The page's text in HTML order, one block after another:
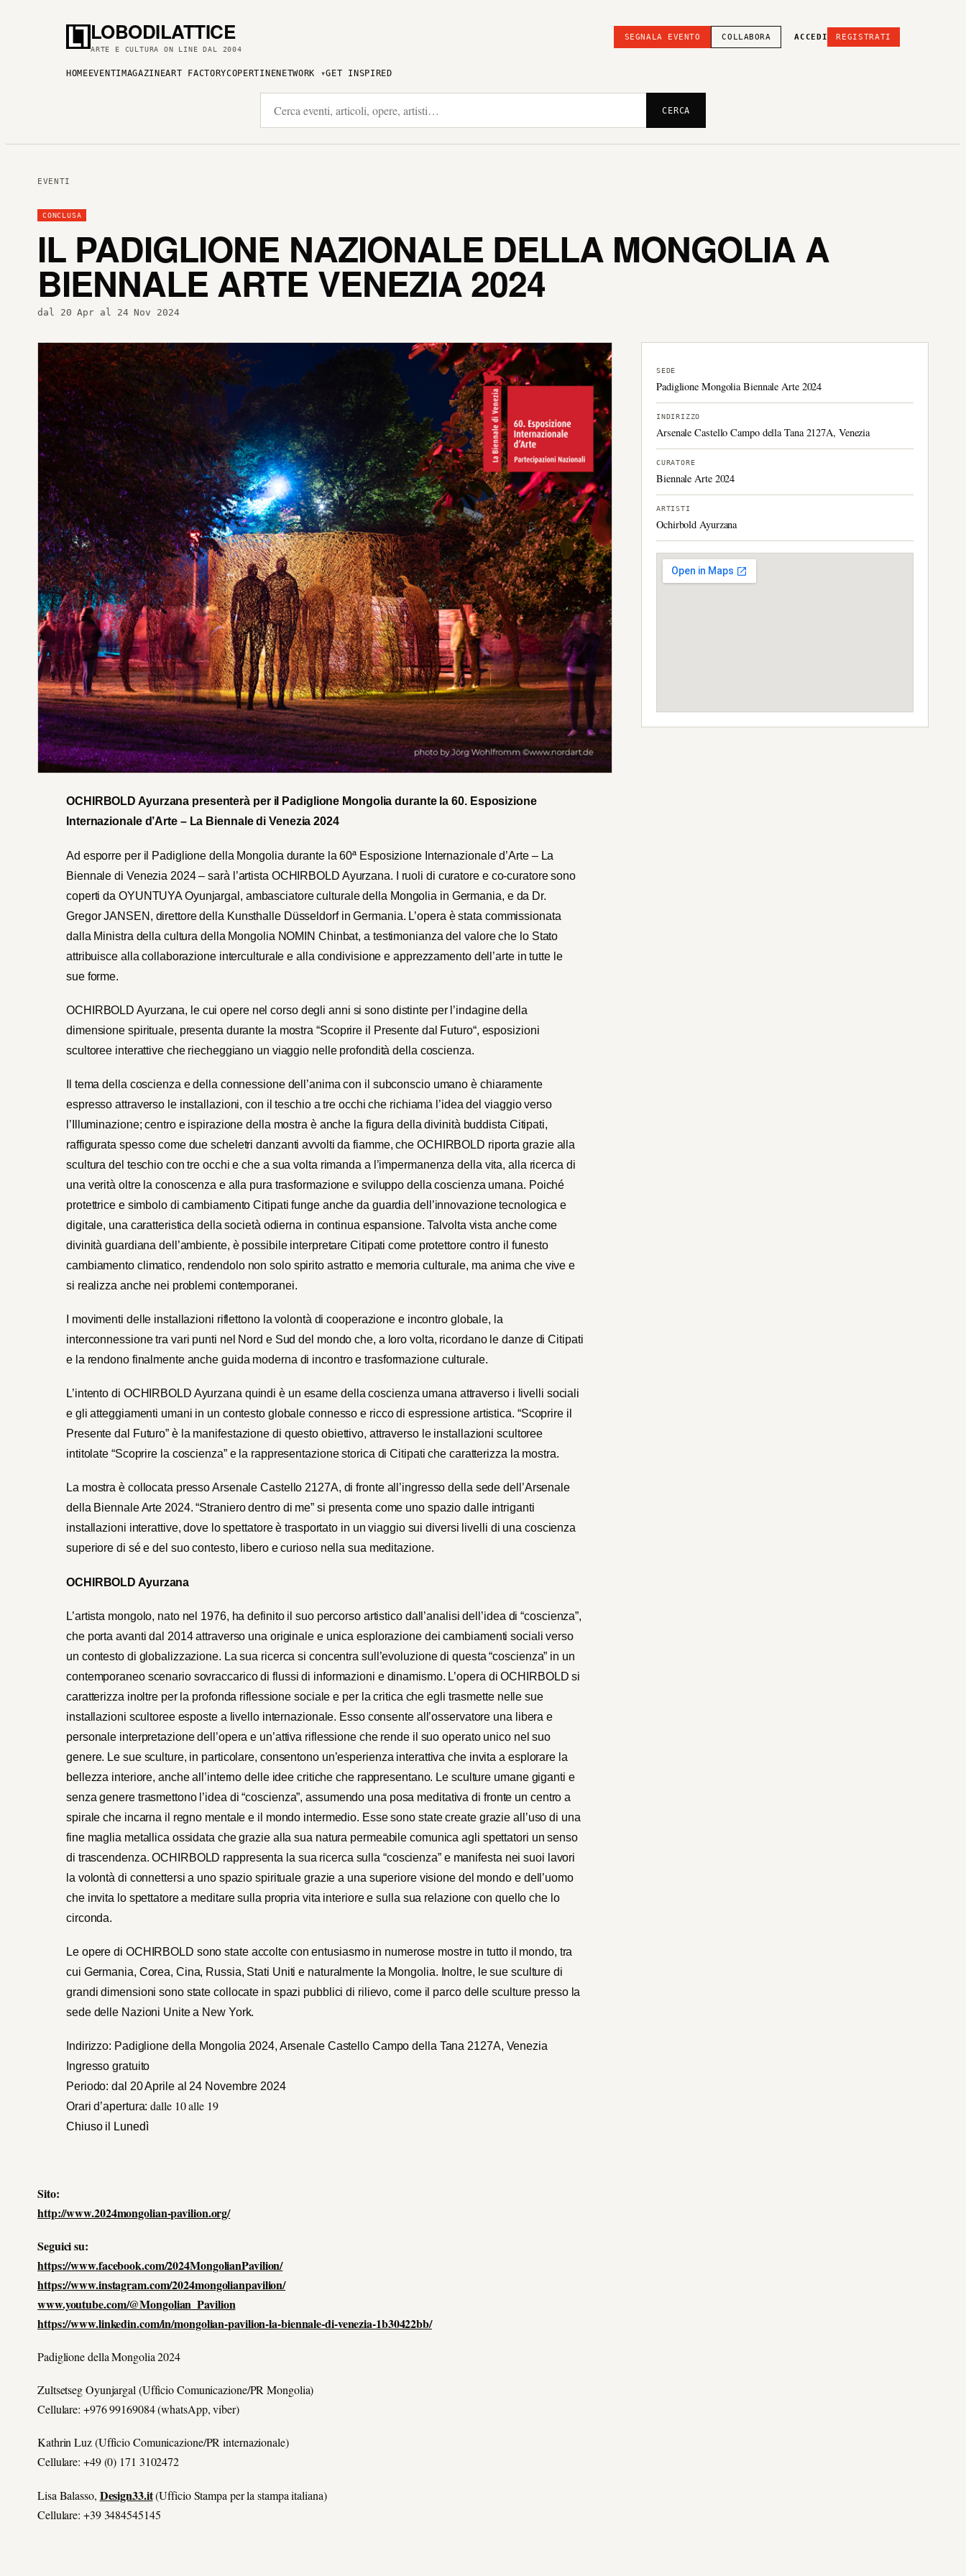
LOBODILATTICE
ARTE E CULTURA ON LINE DAL 2004
SEGNALA EVENTO COLLABORA ACCEDI REGISTRATI
HOME EVENTI MAGAZINEART FACTORYCOPERTINENETWORK GET INSPIRED
CERCA
EVENTI
CONCLUSA
IL PADIGLIONE NAZIONALE DELLA MONGOLIA A
BIENNALE ARTE VENEZIA 2024
dal 20 Apr al 24 Nov 2024
OCHIRBOLD Ayurzana presenterà per il Padiglione Mongolia durante la 60. Esposizione
Internazionale d’Arte – La Biennale di Venezia 2024
Ad esporre per il Padiglione della Mongolia durante la 60ª Esposizione Internazionale d’Arte – La
Biennale di Venezia 2024 – sarà l’artista OCHIRBOLD Ayurzana. I ruoli di curatore e co-curatore sono
coperti da OYUNTUYA Oyunjargal, ambasciatore culturale della Mongolia in Germania, e da Dr.
Gregor JANSEN, direttore della Kunsthalle Düsseldorf in Germania. L’opera è stata commissionata
dalla Ministra della cultura della Mongolia NOMIN Chinbat, a testimonianza del valore che lo Stato
attribuisce alla collaborazione interculturale e alla condivisione e apprezzamento dell’arte in tutte le
sue forme.
OCHIRBOLD Ayurzana, le cui opere nel corso degli anni si sono distinte per l’indagine della
dimensione spirituale, presenta durante la mostra “Scoprire il Presente dal Futuro“, esposizioni
scultoree interattive che riecheggiano un viaggio nelle profondità della coscienza.
Il tema della coscienza e della connessione dell’anima con il subconscio umano è chiaramente
espresso attraverso le installazioni, con il teschio a tre occhi che richiama l’idea del viaggio verso
l’Illuminazione; centro e ispirazione della mostra è anche la figura della divinità buddista Citipati,
raffigurata spesso come due scheletri danzanti avvolti da fiamme, che OCHIRBOLD riporta grazie alla
scultura del teschio con tre occhi e che a sua volta rimanda a l’impermanenza della vita, alla ricerca di
una verità oltre la conoscenza e alla pura trasformazione e sviluppo della coscienza umana. Poiché
protettrice e simbolo di cambiamento Citipati funge anche da guardia dell’innovazione tecnologica e
digitale, una caratteristica della società odierna in continua espansione. Talvolta vista anche come
divinità guardiana dell’ambiente, è possibile interpretare Citipati come protettore contro il funesto
cambiamento climatico, rendendolo non solo spirito astratto e memoria culturale, ma anima che vive e
si realizza anche nei problemi contemporanei.
I movimenti delle installazioni riflettono la volontà di cooperazione e incontro globale, la
interconnessione tra vari punti nel Nord e Sud del mondo che, a loro volta, ricordano le danze di Citipati
e la rendono finalmente anche guida moderna di incontro e trasformazione culturale.
L’intento di OCHIRBOLD Ayurzana quindi è un esame della coscienza umana attraverso i livelli sociali
e gli atteggiamenti umani in un contesto globale connesso e ricco di espressione artistica. “Scoprire il
Presente dal Futuro” è la manifestazione di questo obiettivo, attraverso le installazioni scultoree
intitolate “Scoprire la coscienza” e la rappresentazione storica di Citipati che caratterizza la mostra.
La mostra è collocata presso Arsenale Castello 2127A, di fronte all’ingresso della sede dell’Arsenale
della Biennale Arte 2024. “Straniero dentro di me” si presenta come uno spazio dalle intriganti
installazioni interattive, dove lo spettatore è trasportato in un viaggio sui diversi livelli di una coscienza
superiore di sé e del suo contesto, libero e curioso nella sua meditazione.
OCHIRBOLD Ayurzana
L’artista mongolo, nato nel 1976, ha definito il suo percorso artistico dall’analisi dell’idea di “coscienza”,
che porta avanti dal 2014 attraverso una originale e unica esplorazione dei cambiamenti sociali verso
un contesto di globalizzazione. La sua ricerca si concentra sull’evoluzione di questa “coscienza” in un
contemporaneo scenario sovraccarico di flussi di informazioni e dinamismo. L’opera di OCHIRBOLD si
caratterizza inoltre per la profonda riflessione sociale e per la critica che egli trasmette nelle sue
installazioni scultoree esposte a livello internazionale. Esso consente all’osservatore una libera e
personale interpretazione dell’opera e un’attiva riflessione che rende il suo operato unico nel suo
genere. Le sue sculture, in particolare, consentono un’esperienza interattiva che invita a esplorare la
bellezza interiore, anche all’interno delle idee critiche che rappresentano. Le sculture umane giganti e
senza genere trasmettono l’idea di “coscienza”, assumendo una posa meditativa di fronte un centro a
spirale che incarna il regno mentale e il mondo intermedio. Esse sono state create grazie all’uso di una
fine maglia metallica ossidata che grazie alla sua natura permeabile comunica agli spettatori un senso
di trascendenza. OCHIRBOLD rappresenta la sua ricerca sulla “coscienza” e manifesta nei suoi lavori
la volontà di connettersi a uno spazio spirituale grazie a una superiore visione del mondo e dell’uomo
che invita lo spettatore a meditare sulla propria vita interiore e sulla sua relazione con quello che lo
circonda.
Le opere di OCHIRBOLD sono state accolte con entusiasmo in numerose mostre in tutto il mondo, tra
cui Germania, Corea, Cina, Russia, Stati Uniti e naturalmente la Mongolia. Inoltre, le sue sculture di
grandi dimensioni sono state collocate in spazi pubblici di rilievo, come il parco delle sculture presso la
sede delle Nazioni Unite a New York.
Indirizzo: Padiglione della Mongolia 2024, Arsenale Castello Campo della Tana 2127A, Venezia
Ingresso gratuito
Periodo: dal 20 Aprile al 24 Novembre 2024
Orari d’apertura:dalle 10 alle 19
Chiuso il Lunedì
Sito:
http://www.2024mongolian-pavilion.org/
Seguici su:
https://www.facebook.com/2024MongolianPavilion/
https://www.instagram.com/2024mongolianpavilion/
www.youtube.com/@Mongolian_Pavilion
https://www.linkedin.com/in/mongolian-pavilion-la-biennale-di-venezia-1b30422bb/
Padiglione della Mongolia 2024
Zultsetseg Oyunjargal (Ufficio Comunicazione/PR Mongolia)
Cellulare: +976 99169084 (whatsApp, viber)
Kathrin Luz(Ufficio Comunicazione/PR internazionale)
Cellulare: +49 (0) 171 3102472
Lisa Balasso, Design33.it(Ufficio Stampa per la stampa italiana)
Cellulare: +39 3484545145
SEDE
Padiglione Mongolia Biennale Arte 2024
INDIRIZZO
Arsenale Castello Campo della Tana 2127A, Venezia
CURATORE
Biennale Arte 2024
ARTISTI
Ochirbold Ayurzana